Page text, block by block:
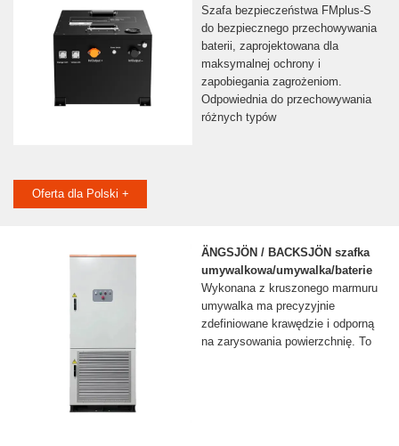
Szafa bezpieczeństwa FMplus-S
do bezpiecznego przechowywania
baterii, zaprojektowana dla
maksymalnej ochrony i
zapobiegania zagrożeniom.
Odpowiednia do przechowywania
różnych typów
Oferta dla Polski +
ÄNGSJÖN / BACKSJÖN szafka
umywalkowa/umywalka/baterie
Wykonana z kruszonego marmuru
umywalka ma precyzyjnie
zdefiniowane krawędzie i odporną
na zarysowania powierzchnię. To